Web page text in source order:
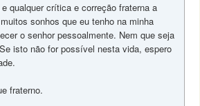
qualquer crítica e correção fraterna a
sonhos que eu tenho na minha
o senhor pessoalmente. Nem que seja
isto não for possível nesta vida, espero
fraterno.